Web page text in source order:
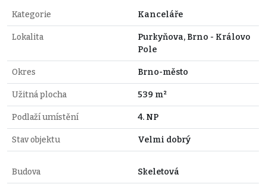
Kategorie Kanceláře
Lokalita
Purkyňova, Brno - Královo
Pole
Okres Brno-město
Užitná plocha 539 m²
Podlaží umístění 4. NP
Stav objektu Velmi dobrý
Budova Skeletová